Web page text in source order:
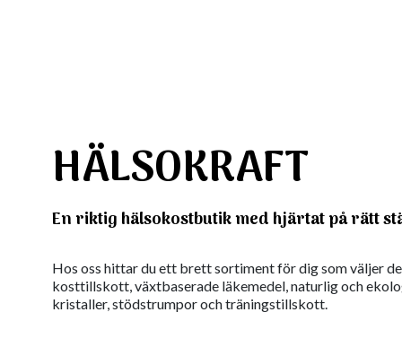
HÄLSOKRAFT
En riktig hälsokostbutik med hjärtat på rätt
Hos oss hittar du ett brett sortiment för dig som väljer
kosttillskott, växtbaserade läkemedel, naturlig och
kristaller, stödstrumpor och träningstillskott.